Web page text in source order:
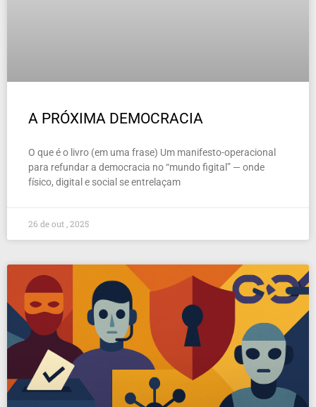
A PRÓXIMA DEMOCRACIA
O que é o livro (em uma frase) Um manifesto-operacional
para refundar a democracia no “mundo figital” — onde
físico, digital e social se entrelaçam
26 de out , 2025